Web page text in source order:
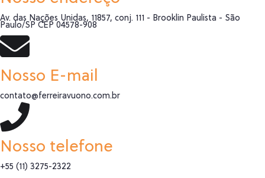
Av. das Nações Unidas, 11857, conj. 111 - Brooklin Paulista - São
Paulo/SP CEP 04578-908
Nosso E-mail
contato@ferreiravuono.com.br
Nosso telefone
+55 (11) 3275-2322